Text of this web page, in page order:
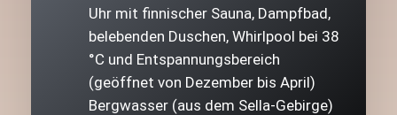
Uhr mit finnischer Sauna, Dampfbad,
belebenden Duschen, Whirlpool bei 38
°C und Entspannungsbereich
(geöffnet von Dezember bis April)
Bergwasser (aus dem Sella-Gebirge)